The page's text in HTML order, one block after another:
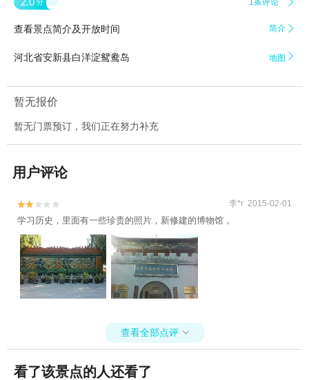
分 1条评论 
查看景点简介及开放时间 简介 
河北省安新县白洋淀鸳鸯岛 地图 
暂无报价
暂无门票预订，我们正在努力补充
用户评论

 李*r 2015-02-01
学习历史，里面有一些珍贵的照片，新修建的博物馆，
查看全部点评 
看了该景点的人还看了